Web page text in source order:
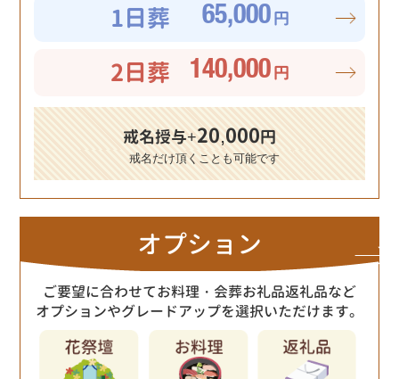
1日葬 65,000円
2日葬 140,000円
戒名授与+20,000円
戒名だけ頂くことも可能です
オプション
ご要望に合わせてお料理・会葬お礼品返礼品など
オプションやグレードアップを選択いただけます。